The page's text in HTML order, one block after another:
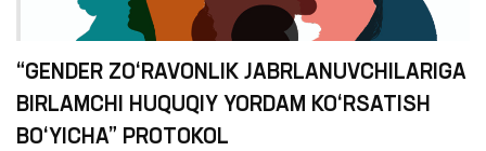
“GENDER ZO‘RAVONLIK JABRLANUVCHILARIGA
BIRLAMCHI HUQUQIY YORDAM KO‘RSATISH
BO‘YICHA” PROTOKOL